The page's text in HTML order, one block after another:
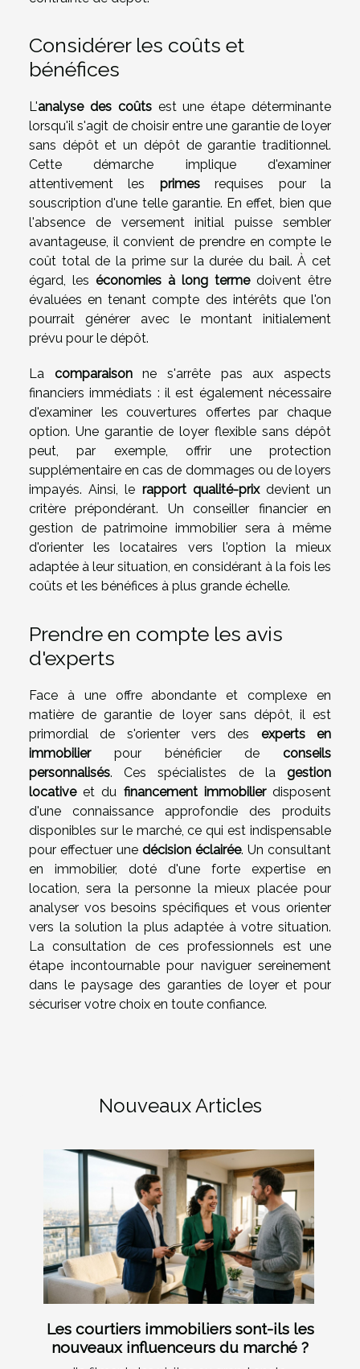
Considérer les coûts et
bénéfices
L'analyse des coûtsest une étape déterminante
lorsqu'il s'agit de choisir entre une garantie de loyer
sans dépôt et un dépôt de garantie traditionnel.
Cette démarche implique d'examiner
attentivement les primesrequises pour la
souscription d'une telle garantie. En effet, bien que
l'absence de versement initial puisse sembler
avantageuse, il convient de prendre en compte le
coût total de la prime sur la durée du bail. À cet
égard, les économies à long termedoivent être
évaluées en tenant compte des intérêts que l'on
pourrait générer avec le montant initialement
prévu pour le dépôt.
La comparaisonne s'arrête pas aux aspects
financiers immédiats : il est également nécessaire
d'examiner les couvertures offertes par chaque
option. Une garantie de loyer flexible sans dépôt
peut, par exemple, offrir une protection
supplémentaire en cas de dommages ou de loyers
impayés. Ainsi, le rapport qualité-prixdevient un
critère prépondérant. Un conseiller financier en
gestion de patrimoine immobilier sera à même
d'orienter les locataires vers l'option la mieux
adaptée à leur situation, en considérant à la fois les
coûts et les bénéfices à plus grande échelle.
Prendre en compte les avis
d'experts
Face à une offre abondante et complexe en
matière de garantie de loyer sans dépôt, il est
primordial de s'orienter vers des experts en
immobilierpour bénéficier de conseils
personnalisés. Ces spécialistes de la gestion
locativeet du financement immobilierdisposent
d'une connaissance approfondie des produits
disponibles sur le marché, ce qui est indispensable
pour effectuer une décision éclairée. Un consultant
en immobilier, doté d'une forte expertise en
location, sera la personne la mieux placée pour
analyser vos besoins spécifiques et vous orienter
vers la solution la plus adaptée à votre situation.
La consultation de ces professionnels est une
étape incontournable pour naviguer sereinement
dans le paysage des garanties de loyer et pour
sécuriser votre choix en toute confiance.
Nouveaux Articles
Les courtiers immobiliers sont-ils les
nouveaux influenceurs du marché ?